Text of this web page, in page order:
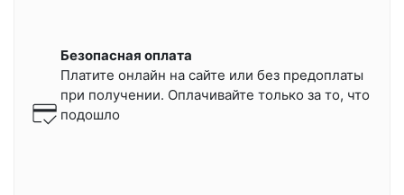
Безопасная оплата
Платите онлайн на сайте или без предоплаты
при получении. Оплачивайте только за то, что
подошло